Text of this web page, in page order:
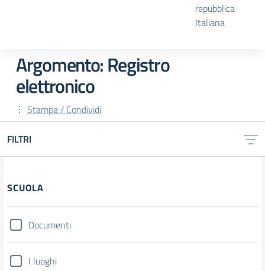
Argomento: Registro
elettronico
Stampa / Condividi
FILTRI
SCUOLA
Documenti
I luoghi